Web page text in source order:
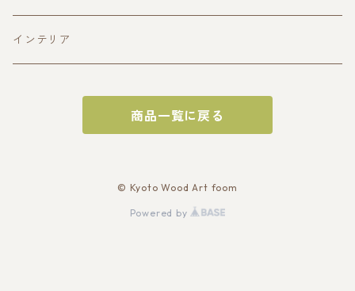
ぐい呑み(寄木造)
皿
ペンダント
インテリア
商品一覧に戻る
© Kyoto Wood Art foom
Powered by